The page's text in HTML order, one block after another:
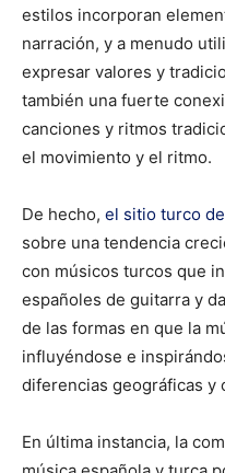
estilos incorporan
narración, y a menudo
expresar valores y
también una fuerte
canciones y ritmos
el movimiento y el ritmo.
De hecho, el sitio turco
sobre una tendencia
con músicos turcos que
españoles de guitarra y
de las formas en que la
influyéndose e
diferencias geográficas y
En última instancia, la